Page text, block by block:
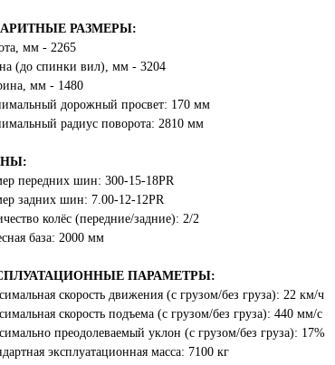
РАЗМЕРЫ:
мм - 2265
(до спинки вил), мм - 3204
мм - 1480
дорожный просвет: 170 мм
радиус поворота: 2810 мм
передних шин: 300-15-18PR
задних шин: 7.00-12-12PR
колёс (передние/задние): 2/2
база: 2000 мм
ПАРАМЕТРЫ:
скорость движения (с грузом/без груза): 22 км/ч
скорость подъема (с грузом/без груза): 440 мм/с
преодолеваемый уклон (с грузом/без груза): 17%
эксплуатационная масса: 7100 кг